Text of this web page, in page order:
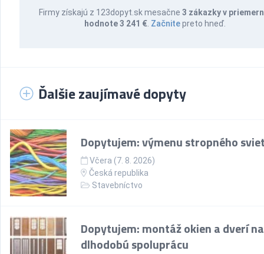
Firmy získajú z 123dopyt.sk mesačne3 zákazky v
hodnote 3 241 € Začnitepreto hneď.
Ďalšie zaujímavé dopyty
Dopytujem: výmenu stropného
Včera (7. 8. 2026)
Česká republika
Stavebníctvo
Dopytujem: montáž okien a dverí na
dlhodobú spoluprácu